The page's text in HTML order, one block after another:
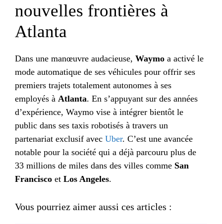
nouvelles frontières à
Atlanta
Dans une manœuvre audacieuse, Waymo a activé le
mode automatique de ses véhicules pour offrir ses
premiers trajets totalement autonomes à ses
employés à Atlanta. En s’appuyant sur des années
d’expérience, Waymo vise à intégrer bientôt le
public dans ses taxis robotisés à travers un
partenariat exclusif avec Uber. C’est une avancée
notable pour la société qui a déjà parcouru plus de
33 millions de miles dans des villes comme San
Francisco et Los Angeles.
Vous pourriez aimer aussi ces articles :